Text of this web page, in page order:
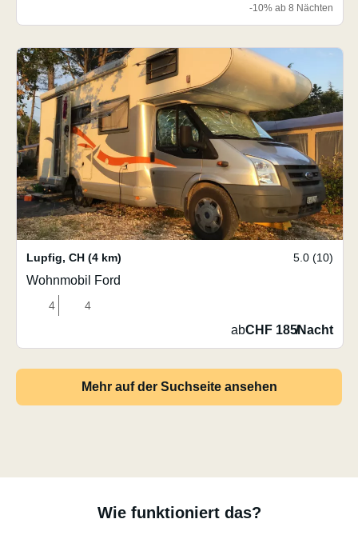
-10% ab 8 Nächten
Lupfig, CH (4 km) 5.0 (10)
Wohnmobil Ford
4 4
abCHF 185/Nacht
Mehr auf der Suchseite ansehen
Wie funktioniert das?